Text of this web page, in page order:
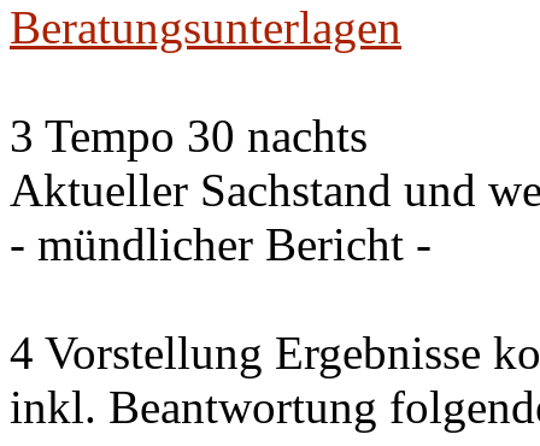
Beratungsunterlagen
3 Tempo 30 nachts
Aktueller Sachstand und
- mündlicher Bericht -
4 Vorstellung Ergebnisse
inkl. Beantwortung